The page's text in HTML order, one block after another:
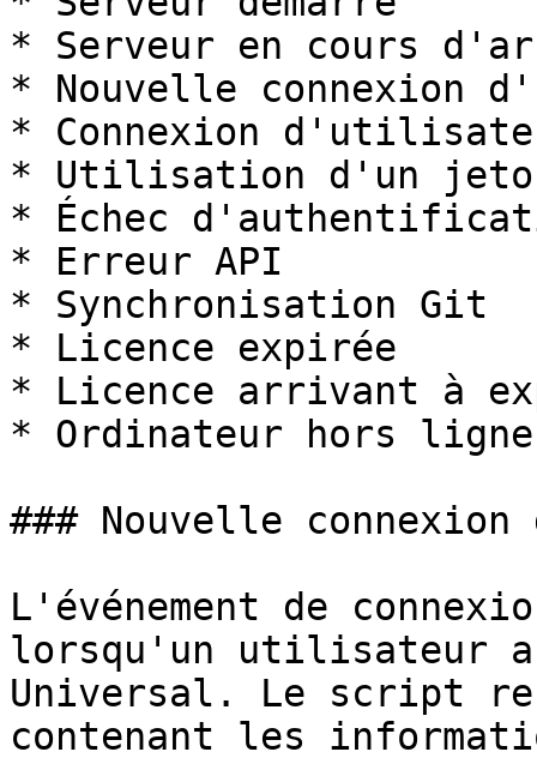
* Serveur en cours
* Nouvelle connexion
* Connexion
* Utilisation d'un
* Échec
* Erreur API
* Synchronisation Git
* Licence expirée
* Licence arrivant à
* Ordinateur hors ligne
### Nouvelle
L'événement de
lorsqu'un utilisateur
Universal. Le script
contenant les